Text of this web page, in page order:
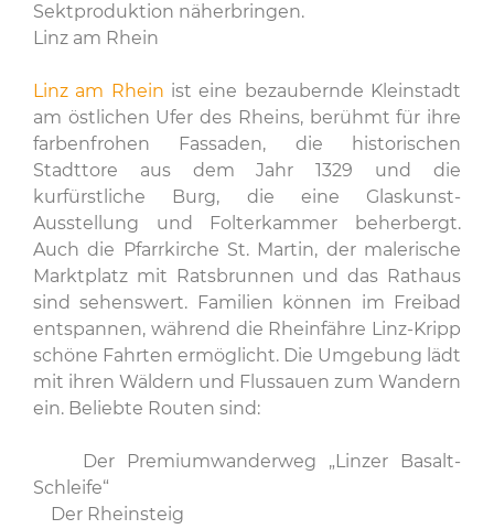
Sektproduktion näherbringen.
Linz am Rhein
Linz am Rhein ist eine bezaubernde Kleinstadt
am östlichen Ufer des Rheins, berühmt für ihre
farbenfrohen Fassaden, die historischen
Stadttore aus dem Jahr 1329 und die
kurfürstliche Burg, die eine Glaskunst-
Ausstellung und Folterkammer beherbergt.
Auch die Pfarrkirche St. Martin, der malerische
Marktplatz mit Ratsbrunnen und das Rathaus
sind sehenswert. Familien können im Freibad
entspannen, während die Rheinfähre Linz-Kripp
schöne Fahrten ermöglicht. Die Umgebung lädt
mit ihren Wäldern und Flussauen zum Wandern
ein. Beliebte Routen sind:
Der Premiumwanderweg „Linzer Basalt-
Schleife“
Der Rheinsteig